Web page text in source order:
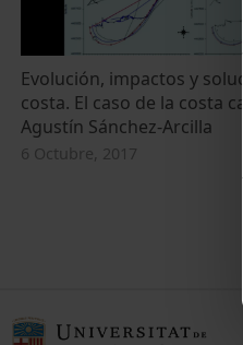
Evolución, impactos y
costa. El caso de la costa
Agustín Sánchez‐Arcilla
6 Octubre, 2017